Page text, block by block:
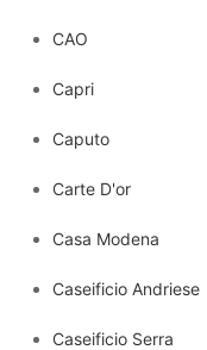
CAO
Capri
Caputo
Carte D'or
Casa Modena
Caseificio Andriese
Caseificio Serra